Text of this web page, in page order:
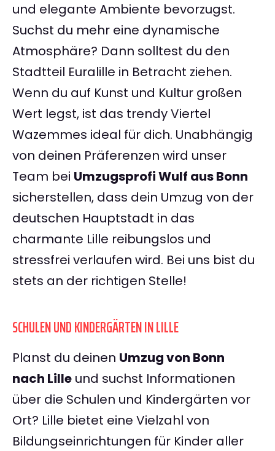
und elegante Ambiente bevorzugst.
Suchst du mehr eine dynamische
Atmosphäre? Dann solltest du den
Stadtteil Euralille in Betracht ziehen.
Wenn du auf Kunst und Kultur großen
Wert legst, ist das trendy Viertel
Wazemmes ideal für dich. Unabhängig
von deinen Präferenzen wird unser
Team bei Umzugsprofi Wulf aus Bonn
sicherstellen, dass dein Umzug von der
deutschen Hauptstadt in das
charmante Lille reibungslos und
stressfrei verlaufen wird. Bei uns bist du
stets an der richtigen Stelle!
SCHULEN UND KINDERGÄRTEN IN LILLE
Planst du deinen Umzug von Bonn
nach Lille und suchst Informationen
über die Schulen und Kindergärten vor
Ort? Lille bietet eine Vielzahl von
Bildungseinrichtungen für Kinder aller